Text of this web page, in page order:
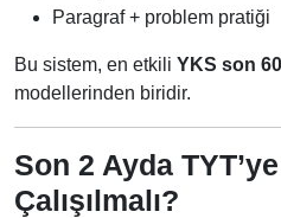
Paragraf + problem pratiği
Bu sistem, en etkili YKS son
modellerinden biridir.
Son 2 Ayda
Çalışılmalı?